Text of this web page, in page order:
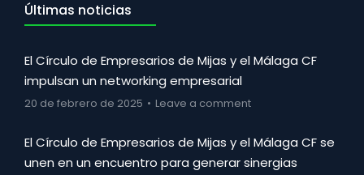
Últimas noticias
El Círculo de Empresarios de Mijas y el Málaga CF
impulsan un networking empresarial
20 de febrero de 2025 Leave a comment
El Círculo de Empresarios de Mijas y el Málaga CF se
unen en un encuentro para generar sinergias